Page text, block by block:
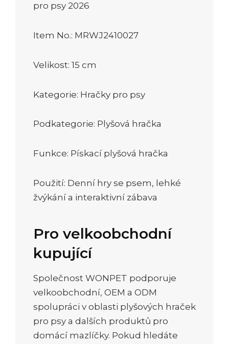
pro psy 2026
Item No.: MRWJ2410027
Velikost: 15 cm
Kategorie: Hračky pro psy
Podkategorie: Plyšová hračka
Funkce: Pískací plyšová hračka
Použití: Denní hry se psem, lehké
žvýkání a interaktivní zábava
Pro velkoobchodní
kupující
Společnost WONPET podporuje
velkoobchodní, OEM a ODM
spolupráci v oblasti plyšových hraček
pro psy a dalších produktů pro
domácí mazlíčky. Pokud hledáte